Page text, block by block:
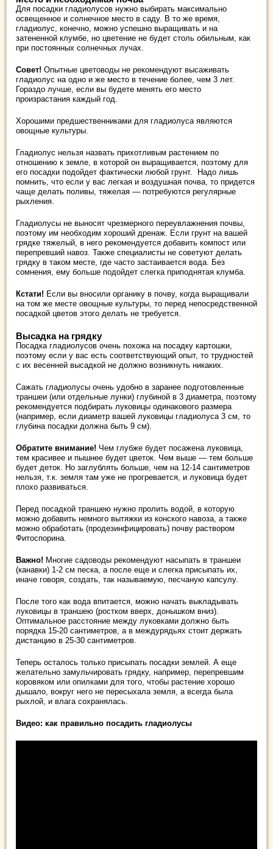
Для посадки гладиолусов нужно выбирать максимально
освещенное и солнечное место в саду. В то же время,
гладиолус, конечно, можно успешно выращивать и на
затененной клумбе, но цветение не будет столь обильным, как
при постоянных солнечных лучах.
Совет! Опытные цветоводы не рекомендуют высаживать
гладиолус на одно и же место в течение более, чем 3 лет.
Гораздо лучше, если вы будете менять его место
произрастания каждый год.
Хорошими предшественниками для гладиолуса являются
овощные культуры.
Гладиолус нельзя назвать прихотливым растением по
отношению к земле, в которой он выращивается, поэтому для
его посадки подойдет фактически любой грунт. Надо лишь
помнить, что если у вас легкая и воздушная почва, то придется
чаще делать поливы, тяжелая — потребуются регулярные
рыхления.
Гладиолусы не выносят чрезмерного переувлажнения почвы,
поэтому им необходим хороший дренаж. Если грунт на вашей
грядке тяжелый, в него рекомендуется добавить компост или
перепревший навоз. Также специалисты не советуют делать
грядку в таком месте, где часто застаивается вода. Без
сомнения, ему больше подойдет слегка приподнятая клумба.
Кстати! Если вы вносили органику в почву, когда выращивали
на том же месте овощные культуры, то перед непосредственной
посадкой цветов этого делать не требуется.
Высадка на грядку
Посадка гладиолусов очень похожа на посадку картошки,
поэтому если у вас есть соответствующий опыт, то трудностей
с их весенней высадкой не должно возникнуть никаких.
Сажать гладиолусы очень удобно в заранее подготовленные
траншеи (или отдельные лунки) глубиной в 3 диаметра, поэтому
рекомендуется подбирать луковицы одинакового размера
(например, если диаметр вашей луковицы гладиолуса 3 см, то
глубина посадки должна быть 9 см).
Обратите внимание! Чем глубже будет посажена луковица,
тем красивее и пышнее будет цветок. Чем выше — тем больше
будет деток. Но заглублять больше, чем на 12-14 сантиметров
нельзя, т.к. земля там уже не прогревается, и луковица будет
плохо развиваться.
Перед посадкой траншею нужно пролить водой, в которую
можно добавить немного вытяжки из конского навоза, а также
можно обработать (продезинфицировать) почву раствором
Фитоспорина.
Важно! Многие садоводы рекомендуют насыпать в траншеи
(канавки) 1-2 см песка, а после еще и слегка присыпать их,
иначе говоря, создать, так называемую, песчаную капсулу.
После того как вода впитается, можно начать выкладывать
луковицы в траншею (ростком вверх, донышком вниз).
Оптимальное расстояние между луковками должно быть
порядка 15-20 сантиметров, а в междурядьях стоит держать
дистанцию в 25-30 сантиметров.
Теперь осталось только присыпать посадки землей. А еще
желательно замульчировать грядку, например, перепревшим
коровяком или опилками для того, чтобы растение хорошо
дышало, вокруг него не пересыхала земля, а всегда была
рыхлой, и влага сохранялась.
Видео: как правильно посадить гладиолусы